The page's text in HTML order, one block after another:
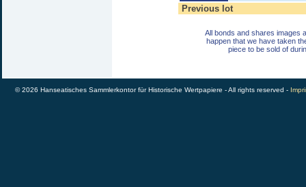
Previous lot
All bonds and shares images
happen that we have taken
piece to be sold of
© 2026 Hanseatisches Sammlerkontor für Historische Wertpapiere - All rights reserved -